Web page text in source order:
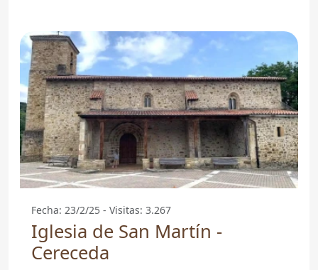
Fecha: 23/2/25 - Visitas: 3.267
Iglesia de San Martín -
Cereceda